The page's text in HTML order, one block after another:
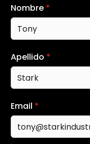
Nombre *
Apellido *
Email *